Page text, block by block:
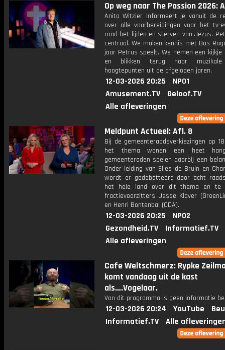
Op weg naar The Passion 2026:
Anita Witzier informeert je vanuit de
over alle voorbereidingen voor het tv-
rond het lijden en sterven van Jezus.
centraal. We maken kennis met Bas
jaar Petrus speelt. We nemen een
en blikken terug naar muzikale
hoogtepunten uit de afgelopen jaren.
12-03-2026 20:25
NPO1
Amusement.TV
Geloof.TV
Alle afleveringen
Meldpunt Actueel: Afl. 8
Bij de gemeenteraadsverkiezingen op
het thema wonen een heet
gemeenteraden spelen daarbij een
Onder leiding van Elles de Bruin en
wordt er gedebatteerd door acht
het hele land over dit thema en te
fractievoorzitters Jesse Klaver
en Henri Bontenbal (CDA).
12-03-2026 20:25
NPO2
Gezondheid.TV
Informatief.TV
Alle afleveringen
Cafe Weltschmerz: Rypke
komt vandaag uit de kast
als….Vogelaar.
Van dit programma is geen informatie
12-03-2026 20:24 YouTube
Informatief.TV
Alle